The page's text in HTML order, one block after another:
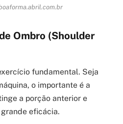
Ombro (Shoulder
fundamental. Seja
o importante é a
a porção anterior e
eficácia.